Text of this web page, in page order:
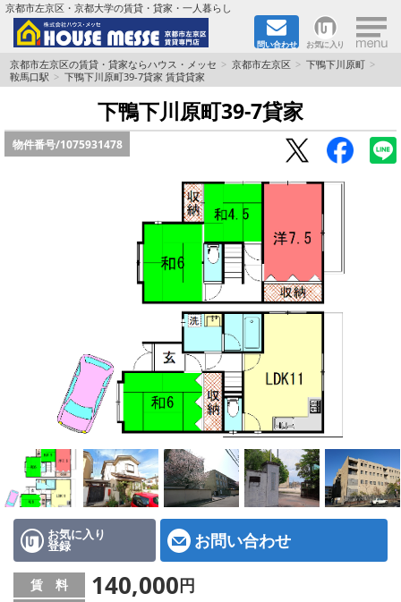
京都市左京区・京都大学の賃貸・貸家・一人暮らし
問い合わせ お気に入り ×
TOPページ
地図から検索
地域から検索
京都大学＆京都芸術大学生さんに
家族で住むならマンション？賃家？
ペット相談OKの賃貸！
特選物件
ハウスメーカー施工特集！
路線·駅から探す
IT重説について
スタッフ紹介
京都市左京区の賃貸・貸家ならハウス・メッセ 京都市左京区
下鴨下川原町
鞍馬口駅
下鴨下川原町39-7貸家 賃貸貸家
下鴨下川原町39-7貸家
物件番号/1075931478
お気に入り
登録 お問い合わせ
賃 料 140,000円